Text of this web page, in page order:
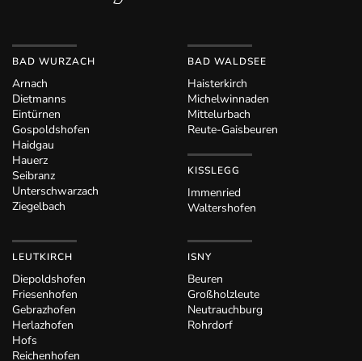
BAD WURZACH
Arnach
Dietmanns
Eintürnen
Gospoldshofen
Haidgau
Hauerz
Seibranz
Unterschwarzach
Ziegelbach
BAD WALDSEE
Haisterkirch
Michelwinnaden
Mittelurbach
Reute-Gaisbeuren
KISSLEGG
Immenried
Waltershofen
LEUTKIRCH
Diepoldshofen
Friesenhofen
Gebrazhofen
Herlazhofen
Hofs
Reichenhofen
ISNY
Beuren
Großholzleute
Neutrauchburg
Rohrdorf